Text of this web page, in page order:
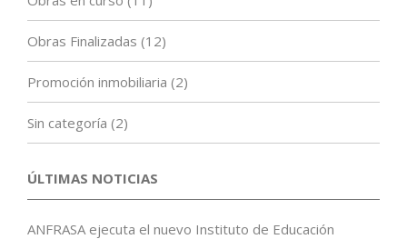
Obras Finalizadas (12)
Promoción inmobiliaria (2)
Sin categoría (2)
ÚLTIMAS NOTICIAS
ANFRASA ejecuta el nuevo Instituto de Educación